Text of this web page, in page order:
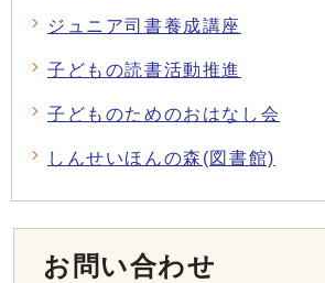
ジュニア司書養成講座
子どもの読書活動推進
子どものためのおはなし会
しんせいほんの森(図書館)
お問い合わせ